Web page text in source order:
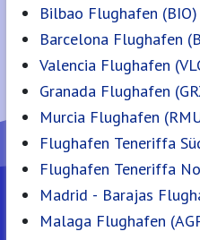
Bilbao Flughafen (BIO)
Barcelona Flughafen
Valencia Flughafen
Granada Flughafen
Murcia Flughafen
Flughafen Teneriffa
Flughafen Teneriffa
Madrid - Barajas
Malaga Flughafen